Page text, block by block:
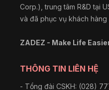
Corp.), trung tâm R&D tại
và đã phục vụ khách hàng
ZADEZ - Make Life
THÔNG TIN LIÊN HỆ
- Tổng đài CSKH: (028)